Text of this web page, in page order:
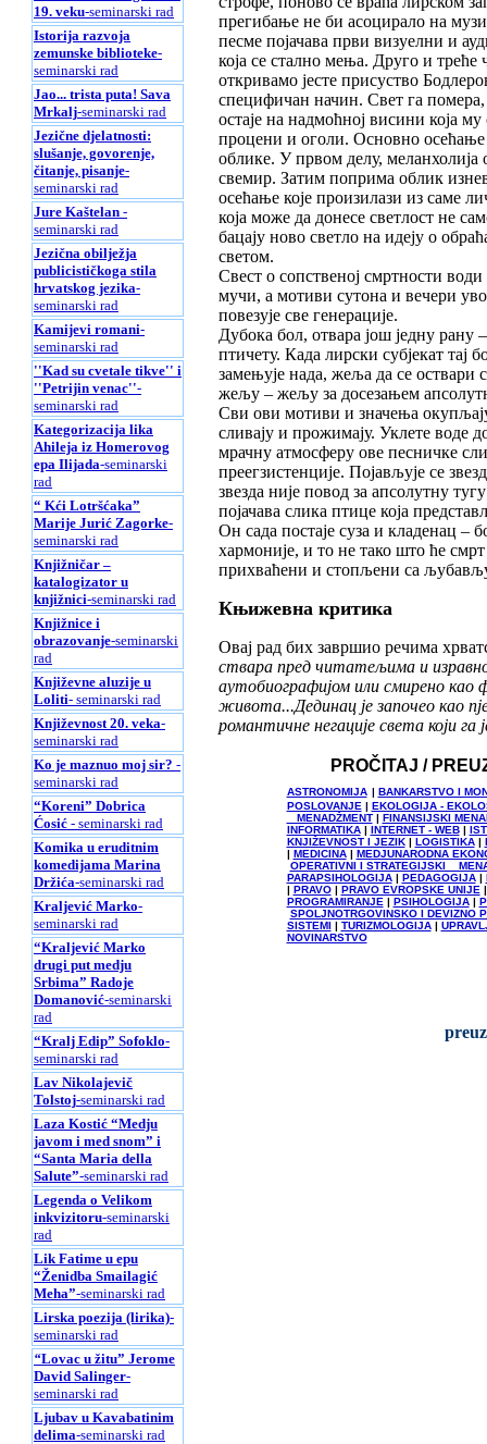
19. veku-seminarski rad
Istorija razvoja
zemunske biblioteke-
seminarski rad
Jao... trista puta! Sava
Mrkalj-seminarski rad
Jezične djelatnosti:
slušanje, govorenje,
čitanje, pisanje-
seminarski rad
Jure Kaštelan -
seminarski rad
Jezična obilježja
publicističkoga stila
hrvatskog jezika-
seminarski rad
Kamijevi romani-
seminarski rad
''Kad su cvetale tikve'' i
''Petrijin venac''-
seminarski rad
Kategorizacija lika
Ahileja iz Homerovog
epa Ilijada-seminarski
rad
“ Kći Lotršćaka”
Marije Jurić Zagorke-
seminarski rad
Knjižničar –
katalogizator u
knjižnici-seminarski rad
Knjižnice i
obrazovanje-seminarski
rad
Književne aluzije u
Loliti- seminarski rad
Književnost 20. veka-
seminarski rad
Ko je maznuo moj sir? -
seminarski rad
“Koreni” Dobrica
Ćosić - seminarski rad
Komika u eruditnim
komedijama Marina
Držića-seminarski rad
Kraljević Marko-
seminarski rad
“Kraljević Marko
drugi put medju
Srbima” Radoje
Domanović-seminarski
rad
“Kralj Edip” Sofoklo-
seminarski rad
Lav Nikolajevič
Tolstoj-seminarski rad
Laza Kostić “Medju
javom i med snom” i
“Santa Maria della
Salute”-seminarski rad
Legenda o Velikom
inkvizitoru-seminarski
rad
Lik Fatime u epu
“Ženidba Smailagić
Meha”-seminarski rad
Lirska poezija (lirika)-
seminarski rad
“Lovac u žitu” Jerome
David Salinger-
seminarski rad
Ljubav u Kavabatinim
delima-seminarski rad
прегибање не би асоцирало на
песме појачава први визуелни и
која се стално мења. Друго и
откривамо јесте присуство
специфичан начин. Свет га
остаје на надмоћној висини која
процени и оголи. Основно осећање
облике. У првом делу, меланхолија
свемир. Затим поприма облик
осећање које произилази из саме
која може да донесе светлост не
бацају ново светло на идеју о
светом.
Свест о сопственој смртности
мучи, а мотиви сутона и вечери
повезује све генерације.
Дубока бол, отвара још једну
птичету. Када лирски субјекат
замењује нада, жеља да се
жељу – жељу за досезањем
Сви ови мотиви и значења
сливају и прожимају. Уклете воде
мрачну атмосферу ове песничке
преегзистенције. Појављује се
звезда није повод за апсолутну
појачава слика птице која
Он сада постаје суза и кладенац –
хармоније, и то не тако што ће
прихваћени и стопљени са
Књижевна критика
Овај рад бих завршио речима
ствара пред читатељима и
аутобиографијом или смирено као
живота...Дединац је започео као
романтичне негације света који га
PROČITAJ /
ASTRONOMIJA | BANKARSTVO I
POSLOVANJE | EKOLOGIJA -
MENADŽMENT | FINANSIJSKI
INFORMATIKA| INTERNET - WEB|
KNJIŽEVNOST I JEZIK| LOGISTIKA|
| MEDICINA| MEDJUNARODNA
OPERATIVNI I STRATEGIJSKI
PARAPSIHOLOGIJA| PEDAGOGIJA|
| PRAVO| PRAVO EVROPSKE UNIJE
PROGRAMIRANJE | PSIHOLOGIJA|
SPOLJNOTRGOVINSKO I DEVIZNO
SISTEMI| TURIZMOLOGIJA|
NOVINARSTVO